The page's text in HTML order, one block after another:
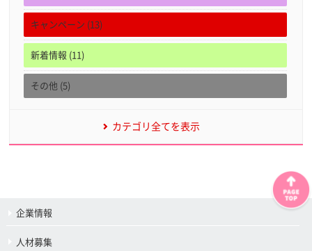
キャンペーン (13)
新着情報 (11)
その他 (5)
カテゴリ全てを表示
企業情報
人材募集